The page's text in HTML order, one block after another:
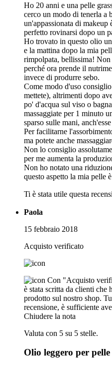
Ho 20 anni e una pelle
cerco un modo di tenerla a
un'appassionata di makeup
perfetto rovinarsi dopo un
Ho trovato in questo olio
e la mattina dopo la mia
rimpolpata, bellissima!
perché ora prende il
invece di produrre sebo.
Come modo d'uso
mettete), altrimenti dopo
po' d'acqua sul viso o
massaggiate per 1 minuto
sparso sulle mani,
Per facilitarne
ma potete anche
Non lo consiglio
per me aumenta la
Non ho notato una
questo aspetto la mia pelle
Ti è stata utile questa
Paola
15 febbraio 2018
Acquisto verificato
Con "Acquisto
è stata scritta da clienti che
prodotto sul nostro shop.
recensione, è sufficiente
Chiudere la nota
Valuta con 5 su 5 stelle.
Olio leggero per